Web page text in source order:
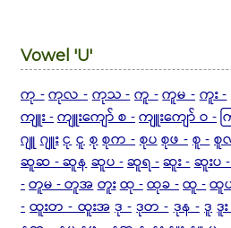
Vowel 'U'
ကု -ကုလ -ကုသ -ကူ -ကူမ -ကူး -
ကျူး -ကျူးကျော် စ -ကျူးကျော် ဝ -
ဂျူ ဂျူးငုငူစုစုက -စုပစုဖ -စူ -စူ
ဆူဆ - ဆူနဆူပ -ဆူရ -ဆူး -ဆူးပ
-တူမ - တူအတူးထု -ထုခ -ထူ -ထူ
- ထူးတ - ထူးအ ဒု - ဒုတ - ဒုန - ဒူ ဒူ